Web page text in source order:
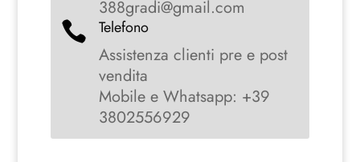
388gradi@gmail.com
 Telefono
Assistenza clienti pre e post
vendita
Mobile e Whatsapp: +39
3802556929